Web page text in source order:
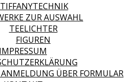
ZUR AUSWAHL
TEELICHTER
FIGUREN
IMPRESSUM
ÜBER FORMULAR